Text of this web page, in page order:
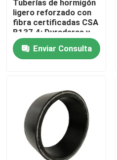
Inicio
VR Show
Sobre nosotros
Tuberías de hormigón
ligero reforzado con
fibra certificadas CSA
B137.4: Duraderas y
resistentes para
cualquier proyecto
Enviar Consulta